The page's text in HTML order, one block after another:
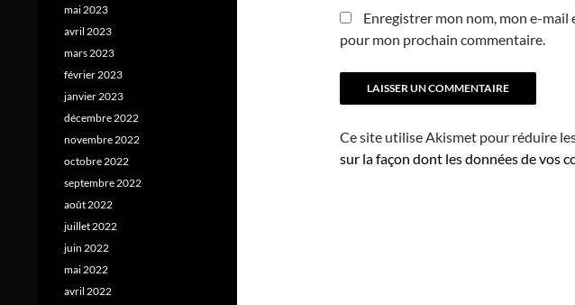
Enregistrer mon nom, mon e-
pour mon prochain commentaire.
Ce site utilise Akismet pour réduire
sur la façon dont les données de vos
mai 2023
avril 2023
mars 2023
février 2023
janvier 2023
décembre 2022
novembre 2022
octobre 2022
septembre 2022
août 2022
juillet 2022
juin 2022
mai 2022
avril 2022